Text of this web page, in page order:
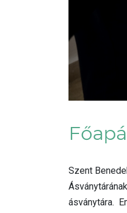
Szent
ásványtára.